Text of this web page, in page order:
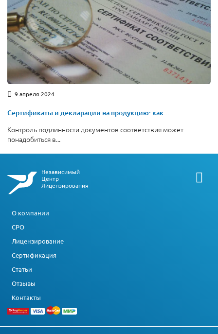
9 апреля 2024
Сертификаты и декларации на продукцию: как...
Контроль подлинности документов соответствия может
понадобиться в...
Независимый
Центр
Лицензирования
О компании
СРО
Лицензирование
Сертификация
Статьи
Отзывы
Контакты